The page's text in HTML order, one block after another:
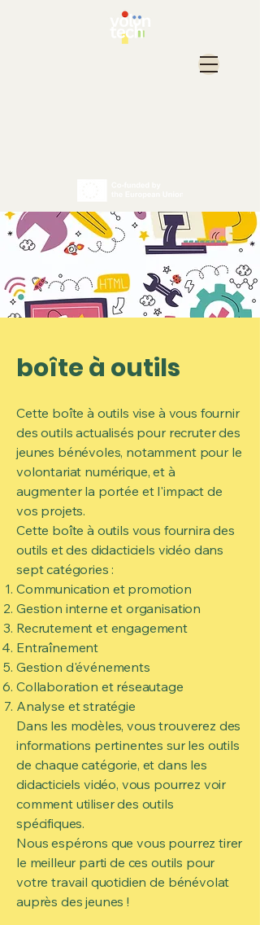
boîte à outils
Cette boîte à outils vise à vous fournir
des outils actualisés pour recruter des
jeunes bénévoles, notamment pour le
volontariat numérique, et à
augmenter la portée et l'impact de
vos projets.
Cette boîte à outils vous fournira des
outils et des didacticiels vidéo dans
sept catégories :
Communication et promotion
Gestion interne et organisation
Recrutement et engagement
Entraînement
Gestion d'événements
Collaboration et réseautage
Analyse et stratégie
Dans les modèles, vous trouverez des
informations pertinentes sur les outils
de chaque catégorie, et dans les
didacticiels vidéo, vous pourrez voir
comment utiliser des outils
spécifiques.
Nous espérons que vous pourrez tirer
le meilleur parti de ces outils pour
votre travail quotidien de bénévolat
auprès des jeunes !